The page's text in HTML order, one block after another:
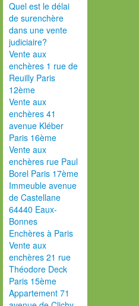
Quel est le délai
de surenchère
dans une vente
judiciaire?
Vente aux
enchères 1 rue de
Reuilly Paris
12ème
Vente aux
enchères 41
avenue Kléber
Paris 16ème
Vente aux
enchères rue Paul
Borel Paris 17ème
Immeuble avenue
de Castellane
64440 Eaux-
Bonnes
Enchères à Paris
Vente aux
enchères 21 rue
Théodore Deck
Paris 15ème
Appartement 71